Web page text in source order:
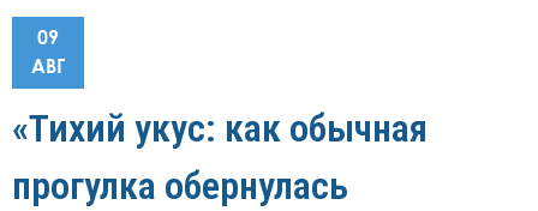
09
АВГ
«Тихий укус: как обычная
прогулка обернулась